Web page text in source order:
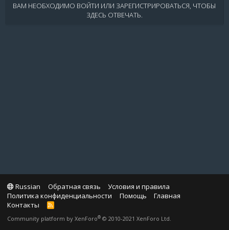
ВАМ НЕОБХОДИМО ВОЙТИ ИЛИ ЗАРЕГИСТРИРОВАТЬСЯ, ЧТОБЫ
ЗДЕСЬ ОТВЕЧАТЬ.
Russian Обратная связь
Условия и правила
Политика конфиденциальности
Помощь
Главная
Контакты
R
S
Community platform by XenForo® © 2010-2021 XenForo Ltd.